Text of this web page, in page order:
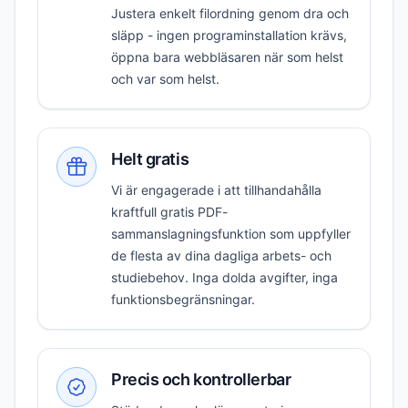
Justera enkelt filordning genom dra och
släpp - ingen programinstallation krävs,
öppna bara webbläsaren när som helst
och var som helst.
Helt gratis
Vi är engagerade i att tillhandahålla
kraftfull gratis PDF-
sammanslagningsfunktion som uppfyller
de flesta av dina dagliga arbets- och
studiebehov. Inga dolda avgifter, inga
funktionsbegränsningar.
Precis och kontrollerbar